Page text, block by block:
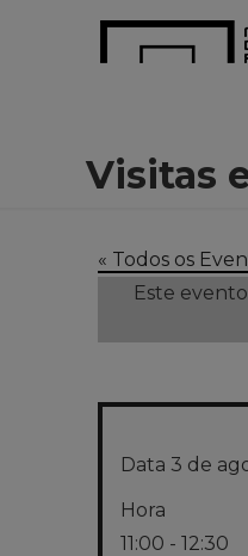
Visitas
« Todos os
Este
Data 3 de
Hora
11:00 - 12:30